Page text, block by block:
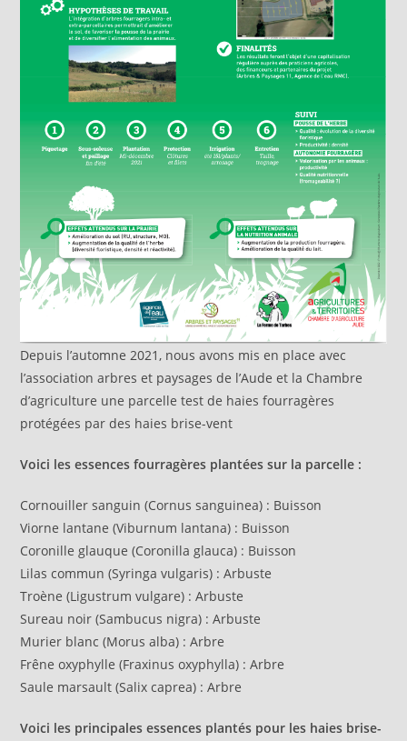
Depuis l’automne 2021, nous avons mis en place avec
l’association arbres et paysages de l’Aude et la Chambre
d’agriculture une parcelle test de haies fourragères
protégées par des haies brise-vent
Voici les essences fourragères plantées sur la parcelle :
Cornouiller sanguin (Cornus sanguinea) : Buisson
Viorne lantane (Viburnum lantana) : Buisson
Coronille glauque (Coronilla glauca) : Buisson
Lilas commun (Syringa vulgaris) : Arbuste
Troène (Ligustrum vulgare) : Arbuste
Sureau noir (Sambucus nigra) : Arbuste
Murier blanc (Morus alba) : Arbre
Frêne oxyphylle (Fraxinus oxyphylla) : Arbre
Saule marsault (Salix caprea) : Arbre
Voici les principales essences plantés pour les haies brise-